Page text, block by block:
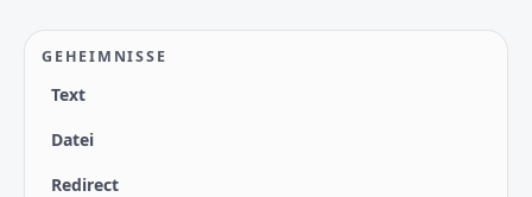
GEHEIMNISSE
Text
Datei
Redirect